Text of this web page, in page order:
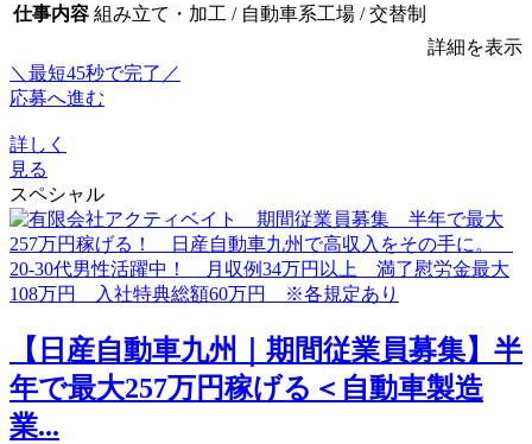
仕事内容 組み立て・加工 / 自動車系工場 / 交替制
詳細を表示
＼最短45秒で完了／
応募へ進む
詳しく
見る
スペシャル
【日産自動車九州｜期間従業員募集】半
年で最大257万円稼げる＜自動車製造
業...